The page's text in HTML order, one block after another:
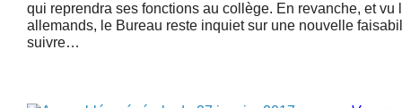
qui reprendra ses fonctions au collège. En revanche, et vu
allemands, le Bureau reste inquiet sur une nouvelle
suivre…